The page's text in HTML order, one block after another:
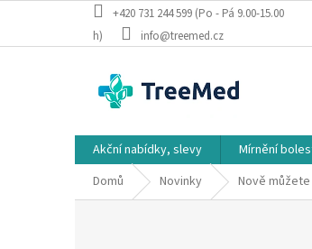
obsah
+420 731 244 599 (Po - Pá 9.00-15.00
h)
info@treemed.cz
Akční nabídky, slevy Mírnění
Domů
Novinky Nově můžete